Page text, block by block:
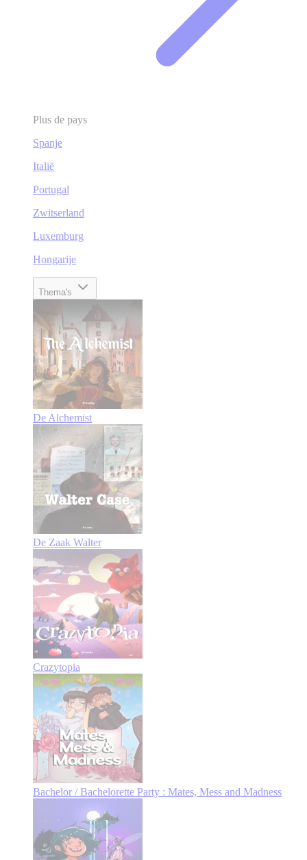
Plus de pays
Spanje
Italië
Portugal
Zwitserland
Luxemburg
Hongarije
Thema's
De Alchemist
De Zaak Walter
Crazytopia
Bachelor / Bachelorette Party : Mates, Mess and Madness